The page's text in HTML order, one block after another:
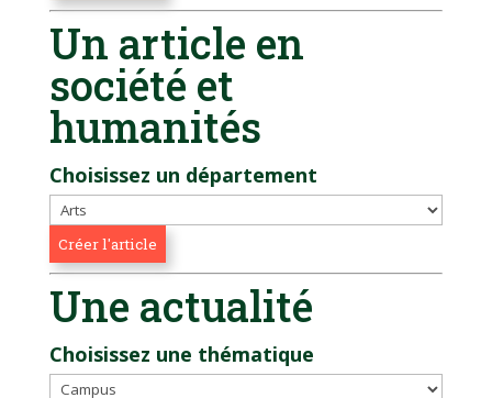
Un article en
société et
humanités
Choisissez un département
Une actualité
Choisissez une thématique